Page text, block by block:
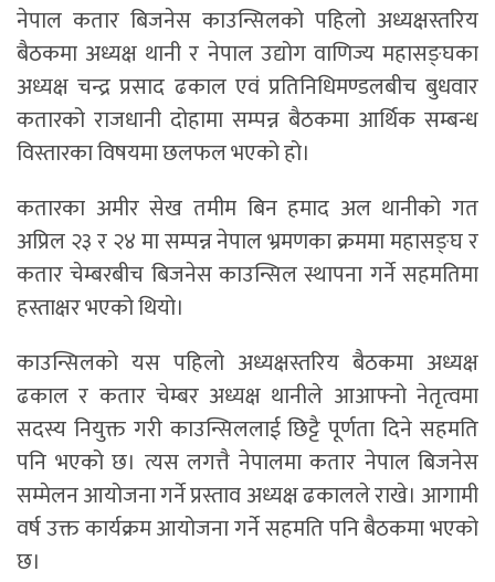
नेपाल कतार बिजनेस काउन्सिलको पहिलो अध्यक्षस्तरिय
बैठकमा अध्यक्ष थानी र नेपाल उद्योग वाणिज्य महासङ्घका
अध्यक्ष चन्द्र प्रसाद ढकाल एवं प्रतिनिधिमण्डलबीच बुधवार
कतारको राजधानी दोहामा सम्पन्न बैठकमा आर्थिक सम्बन्ध
विस्तारका विषयमा छलफल भएको हो।
कतारका अमीर सेख तमीम बिन हमाद अल थानीको गत
अप्रिल २३ र २४ मा सम्पन्न नेपाल भ्रमणका क्रममा महासङ्घ र
कतार चेम्बरबीच बिजनेस काउन्सिल स्थापना गर्ने सहमतिमा
हस्ताक्षर भएको थियो।
काउन्सिलको यस पहिलो अध्यक्षस्तरिय बैठकमा अध्यक्ष
ढकाल र कतार चेम्बर अध्यक्ष थानीले आआफ्नो नेतृत्वमा
सदस्य नियुक्त गरी काउन्सिललाई छिट्टै पूर्णता दिने सहमति
पनि भएको छ। त्यस लगत्तै नेपालमा कतार नेपाल बिजनेस
सम्मेलन आयोजना गर्ने प्रस्ताव अध्यक्ष ढकालले राखे। आगामी
वर्ष उक्त कार्यक्रम आयोजना गर्ने सहमति पनि बैठकमा भएको
छ।